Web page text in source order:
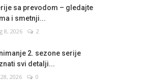
sa prevodom – gledajte
i smetnji...
8, 2026 2
2. sezone serije
svi detalji...
2026 0